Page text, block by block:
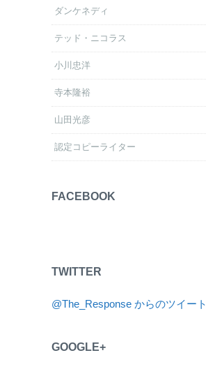
ダンケネディ
テッド・ニコラス
小川忠洋
寺本隆裕
山田光彦
認定コピーライター
FACEBOOK
TWITTER
@The_Response からのツイート
GOOGLE+